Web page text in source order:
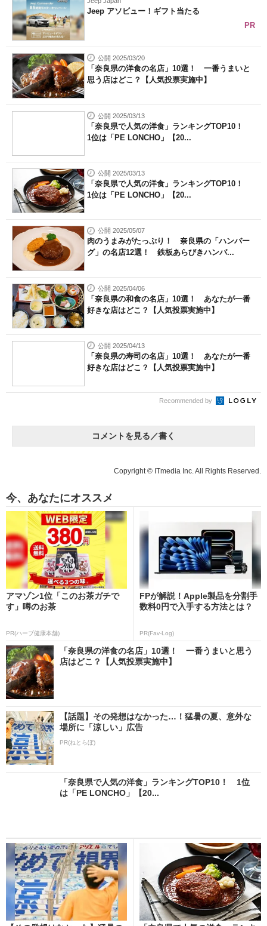
エネルギーの専門メディア
ちょっと気になるネットの話題
Jeep アソビュー！ギフト当たる
PR
公開 2025/03/20
「奈良県の洋食の名店」10選！ 一番うまいと
思う店はどこ？【人気投票実施中】
公開 2025/03/13
「奈良県で人気の洋食」ランキングTOP10！
1位は「PE LONCHO」【20...
公開 2025/03/13
「奈良県で人気の洋食」ランキングTOP10！
1位は「PE LONCHO」【20...
公開 2025/05/07
肉のうまみがたっぷり！ 奈良県の「ハンバー
グ」の名店12選！ 鉄板あらびきハンバ...
公開 2025/04/06
「奈良県の和食の名店」10選！ あなたが一番
好きな店はどこ？【人気投票実施中】
公開 2025/04/13
「奈良県の寿司の名店」10選！ あなたが一番
好きな店はどこ？【人気投票実施中】
Recommended by
コメントを見る／書く
Copyright © ITmedia Inc. All Rights Reserved.
今、あなたにオススメ
アマゾン1位「このお茶ガチで
す」噂のお茶
PR(ハーブ健康本舗)
FPが解説！Apple製品を分割手
数料0円で入手する方法とは？
PR(Fav-Log)
「奈良県の洋食の名店」10選！ 一番うまいと思う
店はどこ？【人気投票実施中】
【話題】その発想はなかった…！猛暑の夏、意外な
場所に「涼しい」広告
PR(ねとらぼ)
「奈良県で人気の洋食」ランキングTOP10！ 1位
は「PE LONCHO」【20...